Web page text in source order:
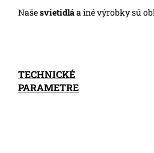
Našesvietidláa iné výrobky sú
TECHNICKÉ
PARAMETRE